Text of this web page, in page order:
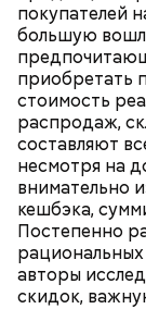
покупателей
большую
приобретать
стоимость
распродаж,
составляют
несмотря на
внимательно
кешбэка,
Постепенно
авторы
скидок,
Финансовый
что перед
необходимо
возможности.
насколько
сейчас,
ипотеке и как
Где